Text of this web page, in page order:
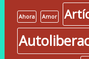
Ahora Amor